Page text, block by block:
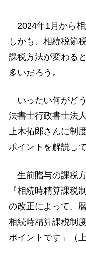
2024年1月から相
しかも、相続税節
課税方法が変わる
多いだろう。
いったい何がど
法書士行政書士法
上木拓郎さんに制
ポイントを解説し
「生前贈与の課税
『相続時精算課税
の改正によって、
相続時精算課税制
ポイントです」（